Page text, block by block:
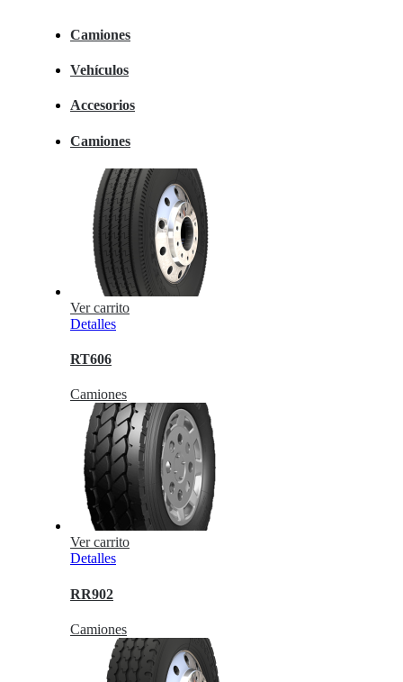
Camiones
Vehículos
Accesorios
Camiones
Ver carrito
Detalles
RT606
Camiones
Ver carrito
Detalles
RR902
Camiones